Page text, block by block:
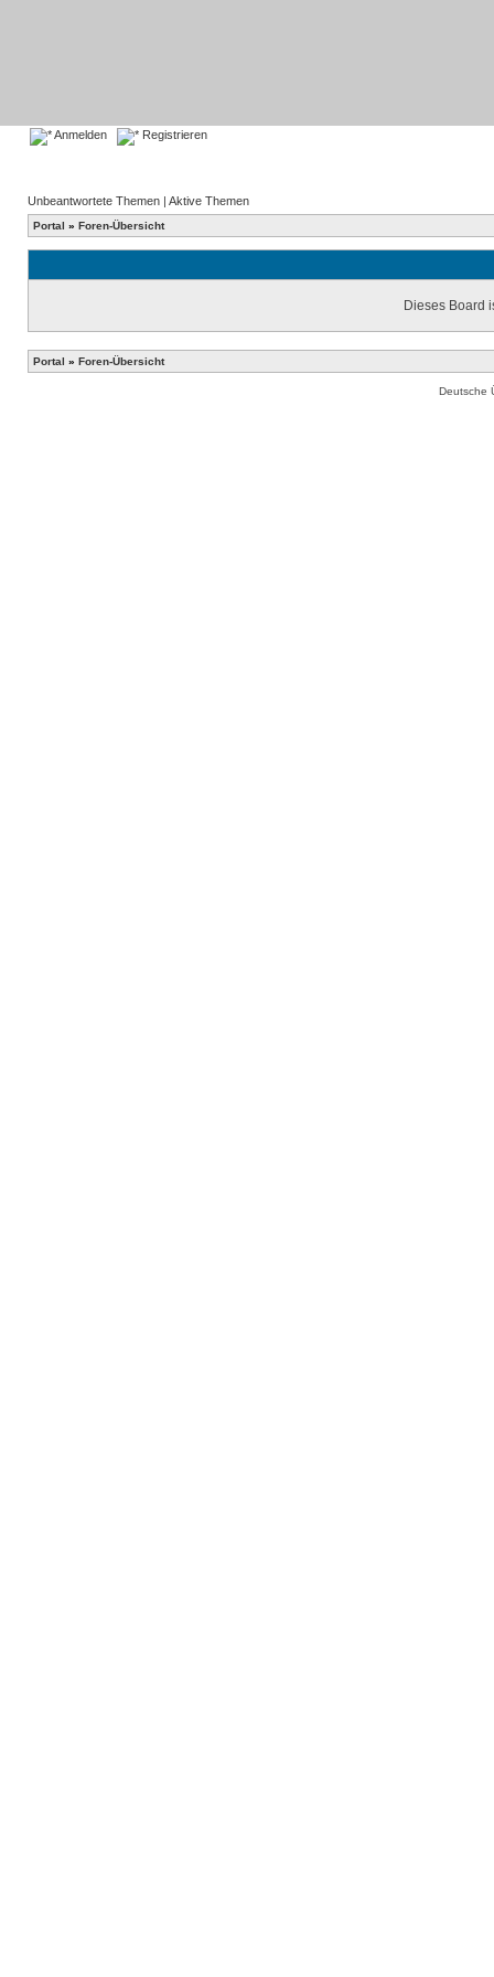
Anmelden Registrieren
Unbeantwortete Themen | Aktive Themen
Portal » Foren-Übersicht
Dieses Board
Portal » Foren-Übersicht
Deutsche